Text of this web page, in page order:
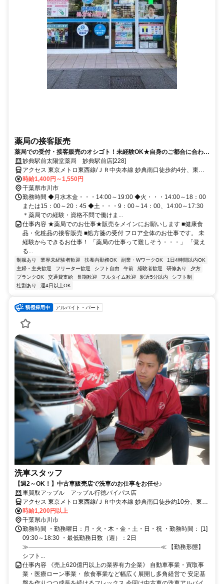
薬局の接客販売
薬局での受付・接客販売のオシゴト！未経験OK★自身のご都合に合わせ
た働き方が可能です！
妙典駅前太陽堂薬局 妙典駅前店[228]
アクセス 東京メトロ東西線/ＪＲ中央本線 妙典南口徒歩約4分、東京
メトロ東西線/ＪＲ中央本線 行徳徒歩約19分、東京メトロ東西線/ＪＲ
中央本線 原木中山西口徒歩約36分
時給1,400円～1,550円
千葉県市川市
勤務時間 ◆月水木金・・・14:00～19:00 ◆火・・・14:00～18：00
または15：00～20：45 ◆土・・・9：00～14：00、14:00～17:30
＊薬局での経験・資格不問で働けま...
仕事内容 ★薬局でのお仕事★販売をメインにお願いします ■健康食
品・化粧品の接客販売 ■処方箋の受付 フロア全体のお仕事です。 未
経験からできるお仕事！ 「薬局の仕事って難しそう・・・」 「覚え
る...
制服あり 業界未経験者歓迎 扶養内勤務OK 副業・WワークOK
1日4時間以内OK
主婦・主夫歓迎
フリーター歓迎 シフト自由 午前 経験者歓迎 研修あり
夕方
ブランクOK
交通費支給 長期歓迎 フルタイム歓迎 駅近5分以内
シフト制
社割あり
週4日以上OK
アルバイト・パート
洗車スタッフ
【週2～OK！】中古車販売店で洗車のお仕事をお任せ♪
車買取アップル アップル行徳バイパス店
アクセス 東京メトロ東西線/ＪＲ中央本線 妙典南口徒歩約10分、東京
メトロ東西線/ＪＲ中央本線 行徳徒歩約12分、東京メトロ東西線/ＪＲ
中央本線 南行徳南口徒歩約34分
時給1,200円以上
千葉県市川市
勤務時間 ・勤務曜日：月・火・木・金・土・日・祝 ・勤務時間： [1]
09:30～18:30 ・最低勤務日数（週）：2日
≫――――――――――――――――――――――≪ 【勤務形態】
シフト...
仕事内容 《売上620億円以上の業界有力企業》 自動車事業・買取事
業・医療ローン事業・ 飲食事業など幅広く展開し多角経営で 安定基